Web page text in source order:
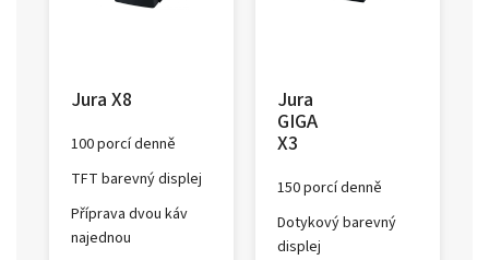
Jura X8
100 porcí denně
TFT barevný displej
Příprava dvou káv
najednou
Jura
GIGA
X3
150 porcí denně
Dotykový barevný
displej